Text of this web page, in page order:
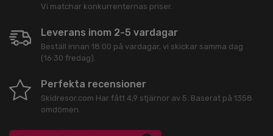
Vi matchar konkurrenternas priser.
Leverans inom 2-5 vardagar
Beställ innan 18:00 på vardagar, vi skickar samma dag
(16:30 fredag).
Perfekta recensioner
Skidresor.com Har fått 4,9 stjärnor av 5 . Baserat på 1358
omdömen.